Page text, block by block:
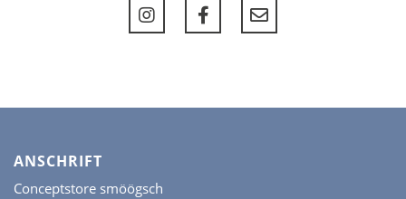
ANSCHRIFT
Conceptstore smöögsch